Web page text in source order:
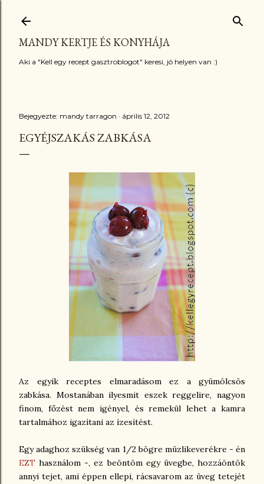
MANDY KERTJE ÉS KONYHÁJA
Aki a "Kell egy recept gasztroblogot" keresi, jó helyen van :)
Bejegyezte: mandy tarragon április 12, 2012
EGYÉJSZAKÁS ZABKÁSA
Az egyik receptes elmaradásom ez a gyümölcsös
zabkása. Mostanában ilyesmit eszek reggelire, nagyon
finom, főzést nem igényel, és remekül lehet a kamra
tartalmához igazítani az ízesítést.
Egy adaghoz szükség van 1/2 bögre müzlikeverékre - én
EZThasználom -, ez beöntöm egy üvegbe, hozzáöntök
annyi tejet, ami éppen ellepi, rácsavarom az üveg tetejét